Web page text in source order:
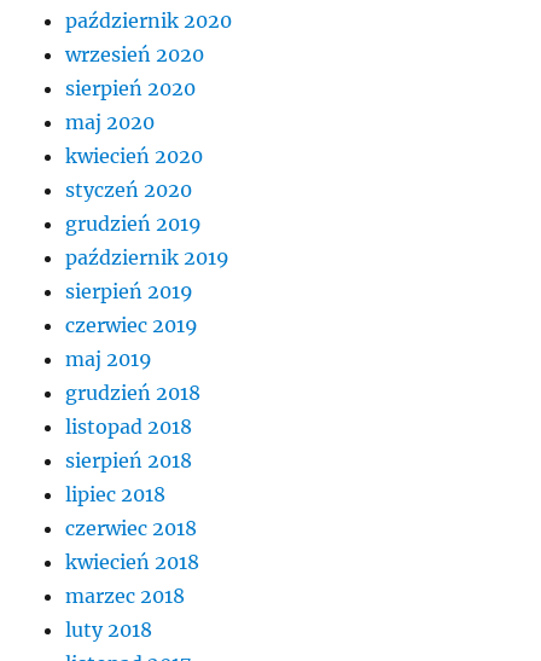
październik 2020
wrzesień 2020
sierpień 2020
maj 2020
kwiecień 2020
styczeń 2020
grudzień 2019
październik 2019
sierpień 2019
czerwiec 2019
maj 2019
grudzień 2018
listopad 2018
sierpień 2018
lipiec 2018
czerwiec 2018
kwiecień 2018
marzec 2018
luty 2018